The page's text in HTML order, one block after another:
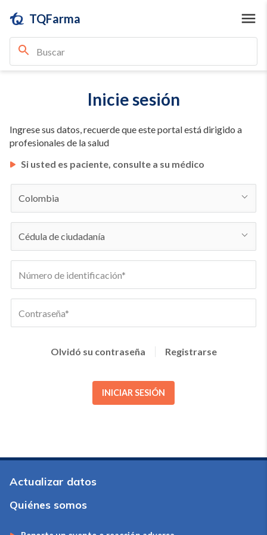
TQFarma
Inicie sesión
Ingrese sus datos, recuerde que este portal está dirigido a
profesionales de la salud
Si usted es paciente, consulte a su médico
Olvidó su contraseña Registrarse
INICIAR SESIÓN
Actualizar datos
Quiénes somos